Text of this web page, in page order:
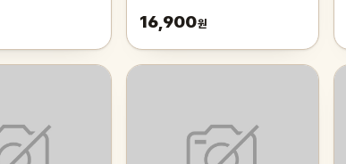
16,900원